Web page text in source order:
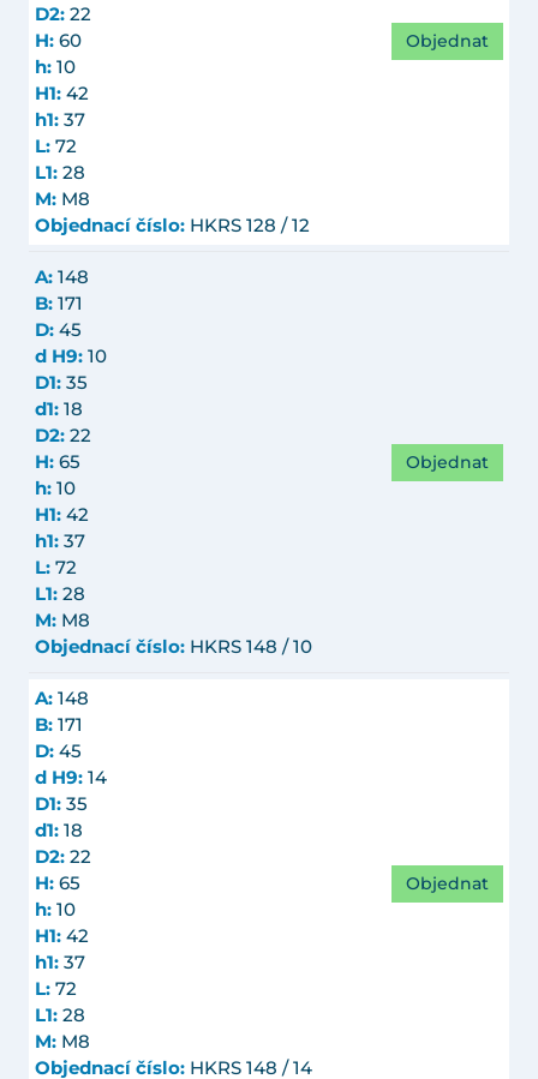
D2: 22
H: 60
h: 10
H1: 42
h1: 37
L: 72
L1: 28
M: M8
Objednací číslo: HKRS 128 / 12
Objednat
A: 148
B: 171
D: 45
d H9: 10
D1: 35
d1: 18
D2: 22
H: 65
h: 10
H1: 42
h1: 37
L: 72
L1: 28
M: M8
Objednací číslo: HKRS 148 / 10
Objednat
A: 148
B: 171
D: 45
d H9: 14
D1: 35
d1: 18
D2: 22
H: 65
h: 10
H1: 42
h1: 37
L: 72
L1: 28
M: M8
Objednací číslo: HKRS 148 / 14
Objednat